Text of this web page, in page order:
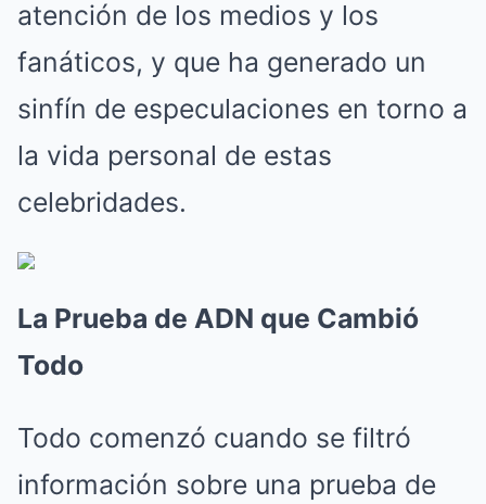
atención de los medios y los
fanáticos, y que ha generado un
sinfín de especulaciones en torno a
la vida personal de estas
celebridades.
La Prueba de ADN que Cambió
Todo
Todo comenzó cuando se filtró
información sobre una prueba de